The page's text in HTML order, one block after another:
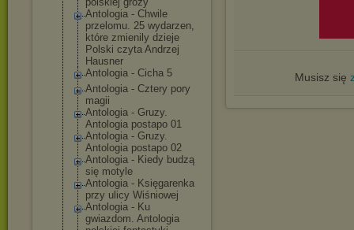
Antologia - Chwile
przelomu. 25 wydarzen,
które zmienily dzieje
Polski czyta Andrzej
Hausner
Antologia - Cicha 5
Antologia - Cztery pory
magii
Antologia - Gruzy.
Antologia postapo 01
Antologia - Gruzy.
Antologia postapo 02
Antologia - Kiedy budzą
się motyle
Antologia - Księgarenka
przy ulicy Wiśniowej
Antologia - Ku
gwiazdom. Antologia
Musisz się